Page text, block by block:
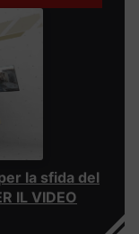
la sfida del
IL VIDEO